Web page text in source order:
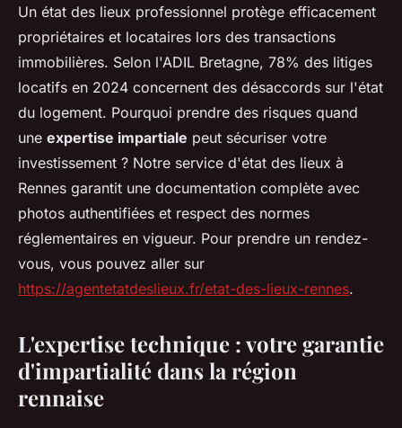
Un état des lieux professionnel protège efficacement
propriétaires et locataires lors des transactions
immobilières. Selon l'ADIL Bretagne, 78% des litiges
locatifs en 2024 concernent des désaccords sur l'état
du logement. Pourquoi prendre des risques quand
une expertise impartiale peut sécuriser votre
investissement ? Notre service d'état des lieux à
Rennes garantit une documentation complète avec
photos authentifiées et respect des normes
réglementaires en vigueur. Pour prendre un rendez-
vous, vous pouvez aller sur
https://agentetatdeslieux.fr/etat-des-lieux-rennes.
L'expertise technique : votre garantie
d'impartialité dans la région
rennaise